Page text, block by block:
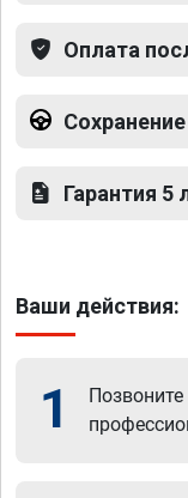
Оплата
Гарантия 5
Ваши действия:
1